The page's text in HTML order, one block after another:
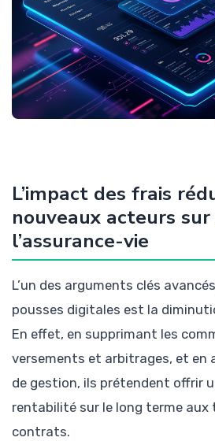
L’impact des frais
nouveaux acteurs
l’assurance-vie
L’un des arguments clés
pousses digitales est la
En effet, en supprimant les
versements et arbitrages, et en
de gestion, ils prétendent offrir
rentabilité sur le long terme aux
contrats.